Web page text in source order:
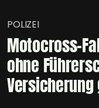
POLIZEI
Motocross-
ohne